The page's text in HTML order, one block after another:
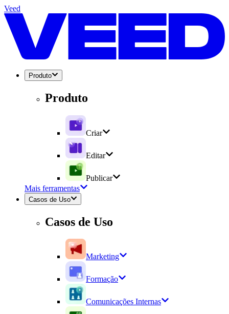
Veed
Produto
Produto
Criar
Editar
Publicar
Mais ferramentas
Casos de Uso
Casos de Uso
Marketing
Formação
Comunicações Internas